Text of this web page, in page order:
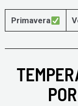
Primavera